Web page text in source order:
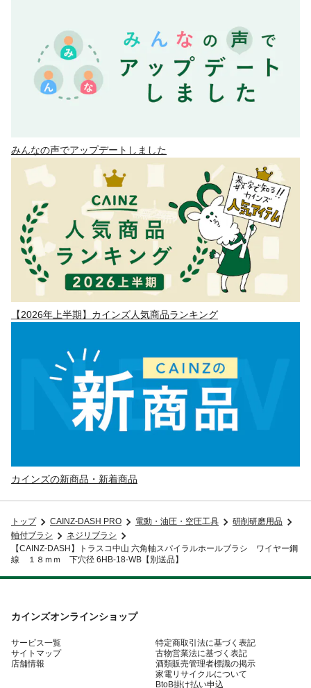
みんなの声でアップデートしました
【2026年上半期】カインズ人気商品ランキング
カインズの新商品・新着商品
トップ CAINZ-DASH PRO 電動・油圧・空圧工具
研削研磨用品
軸付ブラシ
ネジリブラシ
【CAINZ-DASH】トラスコ中山 六角軸スパイラルホールブラシ ワイヤー鋼
線 １８ｍｍ 下穴径 6HB-18-WB【別送品】
カインズオンラインショップ
サービス一覧
サイトマップ
店舗情報
特定商取引法に基づく表記
古物営業法に基づく表記
酒類販売管理者標識の掲示
家電リサイクルについて
BtoB掛け払い申込